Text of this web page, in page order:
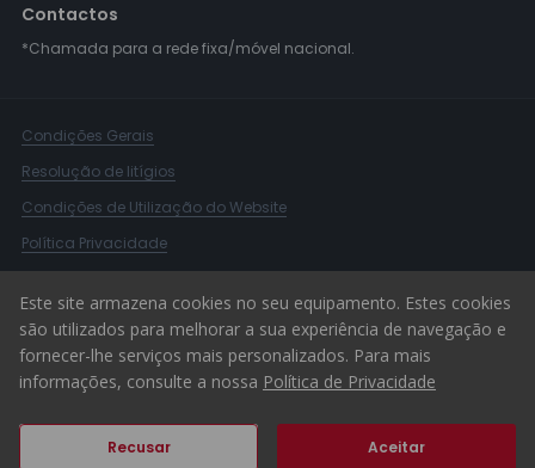
Contactos
*Chamada para a rede fixa/móvel nacional.
Condições Gerais
Resolução de litígios
Condições de Utilização do Website
Política Privacidade
Canal de Denúncias
© 2026 ERA Portugal
Este site armazena cookies no seu equipamento. Estes cookies
são utilizados para melhorar a sua experiência de navegação e
fornecer-lhe serviços mais personalizados. Para mais
informações, consulte a nossa Política de Privacidade
Recusar Aceitar